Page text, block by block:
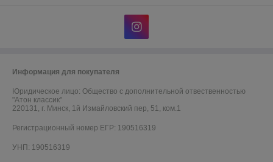
Информация для покупателя
Юридическое лицо: Общество с дополнительной отвественностью
"Атон классик"
220131, г. Минск, 1й Измайловский пер, 51, ком.1
Регистрационный номер ЕГР: 190516319
УНП: 190516319